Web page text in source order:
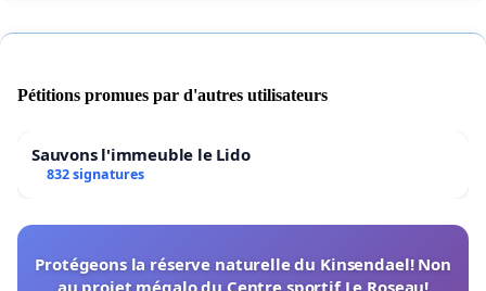
Pétitions promues par d'autres utilisateurs
Sauvons l'immeuble le Lido
832 signatures
Protégeons la réserve naturelle du Kinsendael! Non